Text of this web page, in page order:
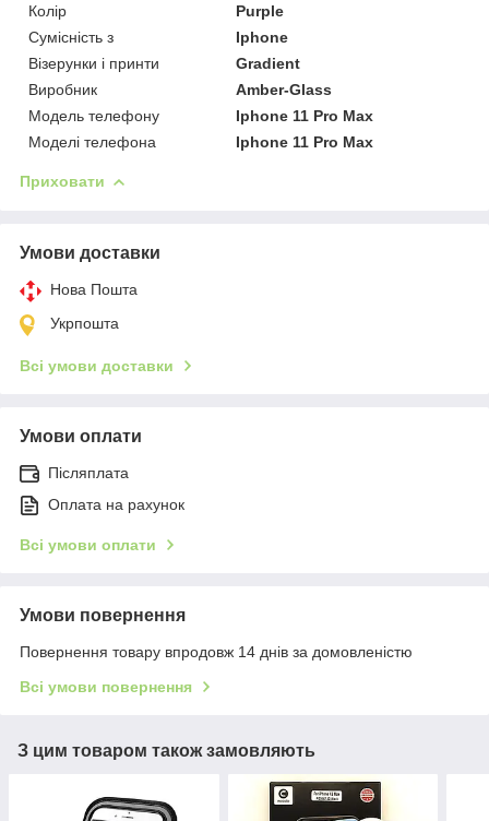
Колір
Purple
Сумісність з
Iphone
Візерунки і принти
Gradient
Виробник
Amber-Glass
Модель телефону
Iphone 11 Pro Max
Моделі телефона
Iphone 11 Pro Max
Приховати
Умови доставки
Нова Пошта
Укрпошта
Всі умови доставки
Умови оплати
Післяплата
Оплата на рахунок
Всі умови оплати
Умови повернення
Повернення товару впродовж 14 днів за домовленістю
Всі умови повернення
З цим товаром також замовляють